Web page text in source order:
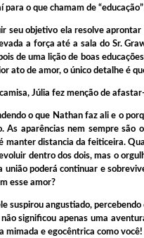
o que chamam de
seu objetivo ela resolve
a força até a sala do Sr.
de uma lição de boas
ato de amor, o único detalhe é
Júlia fez menção de
o que Nathan faz ali e o
As aparências nem sempre
manter distancia da feiticeira.
dentro dos dois, mas o
união poderá continuar e
esse amor?
suspirou angustiado,
significou apenas uma
mimada e egocêntrica como você!